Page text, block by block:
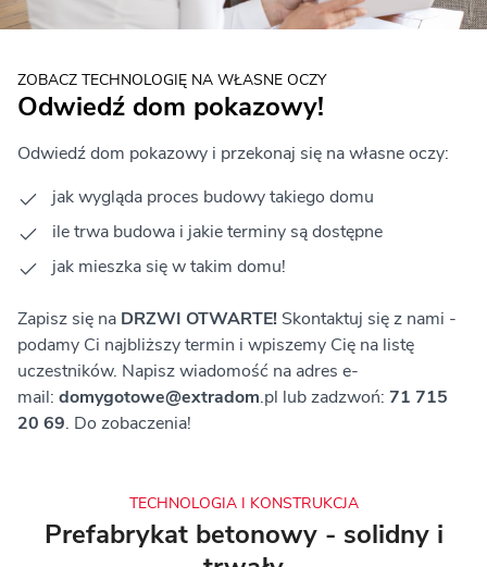
ZOBACZ TECHNOLOGIĘ NA WŁASNE OCZY
Odwiedź dom pokazowy!
Odwiedź dom pokazowy i przekonaj się na własne oczy:
jak wygląda proces budowy takiego domu
ile trwa budowa i jakie terminy są dostępne
jak mieszka się w takim domu!
Zapisz się na DRZWI OTWARTE! Skontaktuj się z nami -
podamy Ci najbliższy termin i wpiszemy Cię na listę
uczestników. Napisz wiadomość na adres e-
mail: domygotowe@extradom.pl lub zadzwoń: 71 715
20 69. Do zobaczenia!
TECHNOLOGIA I KONSTRUKCJA
Prefabrykat betonowy - solidny i